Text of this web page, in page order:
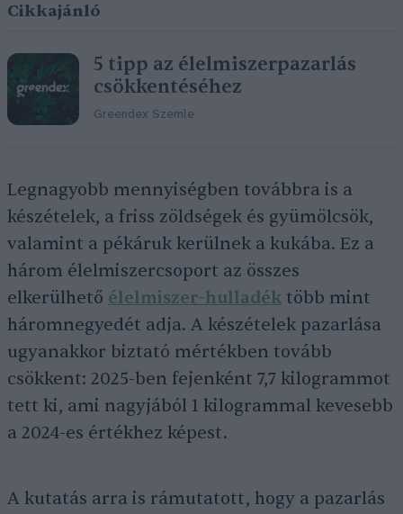
Cikkajánló
5 tipp az élelmiszerpazarlás
csökkentéséhez
Greendex Szemle
Legnagyobb mennyiségben továbbra is a
készételek, a friss zöldségek és gyümölcsök,
valamint a pékáruk kerülnek a kukába. Ez a
három élelmiszercsoport az összes
elkerülhető élelmiszer-hulladék több mint
háromnegyedét adja. A készételek pazarlása
ugyanakkor biztató mértékben tovább
csökkent: 2025-ben fejenként 7,7 kilogrammot
tett ki, ami nagyjából 1 kilogrammal kevesebb
a 2024-es értékhez képest.
A kutatás arra is rámutatott, hogy a pazarlás